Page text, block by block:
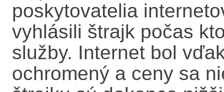
poskytovatelia
vyhlásili štrajk počas
služby. Internet bol
ochromený a ceny sa